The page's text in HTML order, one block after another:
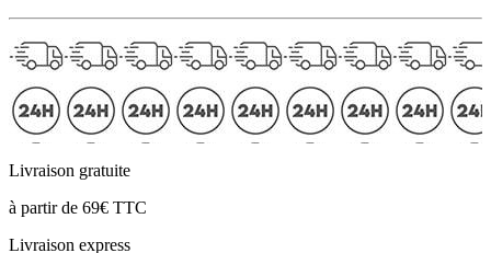
Livraison gratuite
à partir de 69€ TTC
Livraison express